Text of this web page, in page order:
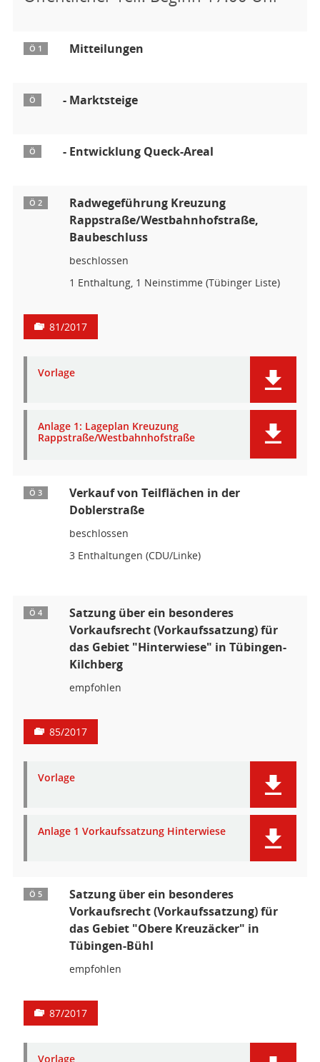
Ö 1 Mitteilungen
Ö - Marktsteige
Ö - Entwicklung Queck-Areal
Ö 2
Radwegeführung Kreuzung
Rappstraße/Westbahnhofstraße,
Baubeschluss
beschlossen
1 Enthaltung, 1 Neinstimme (Tübinger Liste)
81/2017
Vorlage
Anlage 1: Lageplan Kreuzung
Rappstraße/Westbahnhofstraße
Ö 3
Verkauf von Teilflächen in der
Doblerstraße
beschlossen
3 Enthaltungen (CDU/Linke)
Ö 4
Satzung über ein besonderes
Vorkaufsrecht (Vorkaufssatzung) für
das Gebiet "Hinterwiese" in Tübingen-
Kilchberg
empfohlen
85/2017
Vorlage
Anlage 1 Vorkaufssatzung Hinterwiese
Ö 5
Satzung über ein besonderes
Vorkaufsrecht (Vorkaufssatzung) für
das Gebiet "Obere Kreuzäcker" in
Tübingen-Bühl
empfohlen
87/2017
Vorlage